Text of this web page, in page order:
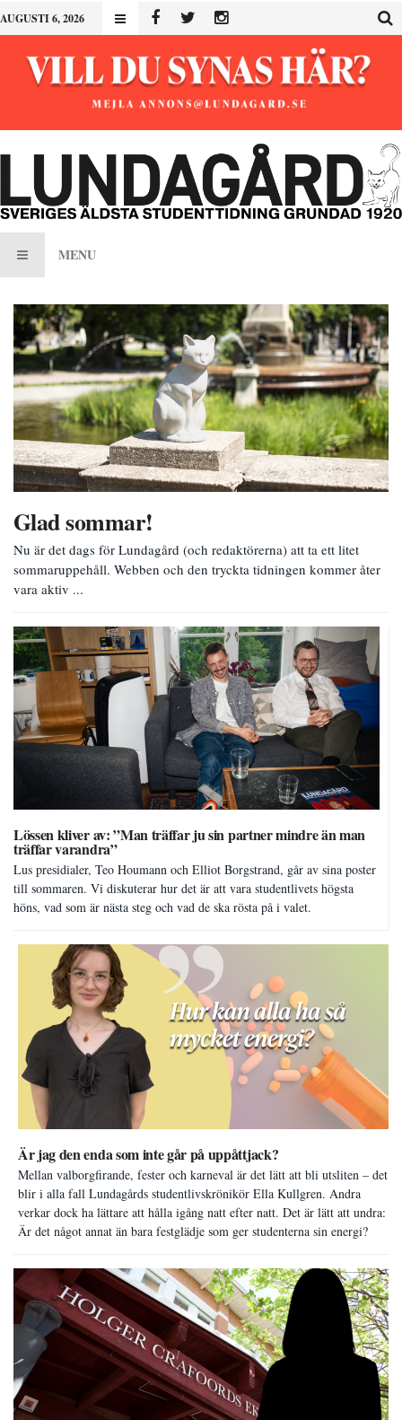
AUGUSTI 6, 2026
MENU
Glad sommar!
Nu är det dags för Lundagård (och redaktörerna) att ta ett litet
sommaruppehåll. Webben och den tryckta tidningen kommer åter
vara aktiv ...
Lössen kliver av: ”Man träffar ju sin partner mindre än man
träffar varandra”
Lus presidialer, Teo Houmann och Elliot Borgstrand, går av sina poster
till sommaren. Vi diskuterar hur det är att vara studentlivets högsta
höns, vad som är nästa steg och vad de ska rösta på i valet.
Är jag den enda som inte går på uppåttjack?
Mellan valborgfirande, fester och karneval är det lätt att bli utsliten – det
blir i alla fall Lundagårds studentlivskrönikör Ella Kullgren. Andra
verkar dock ha lättare att hålla igång natt efter natt. Det är lätt att undra:
Är det något annat än bara festglädje som ger studenterna sin energi?